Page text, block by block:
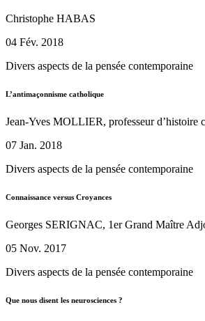
Christophe HABAS
04 Fév. 2018
Divers aspects de la pensée contemporaine
L’antimaçonnisme catholique
Jean-Yves MOLLIER, professeur d’histoire
07 Jan. 2018
Divers aspects de la pensée contemporaine
Connaissance versus Croyances
Georges SERIGNAC, 1er Grand Maître
05 Nov. 2017
Divers aspects de la pensée contemporaine
Que nous disent les neurosciences ?